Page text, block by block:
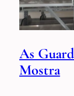
As
Mostra